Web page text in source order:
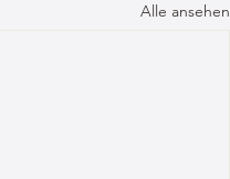
Alle ansehen